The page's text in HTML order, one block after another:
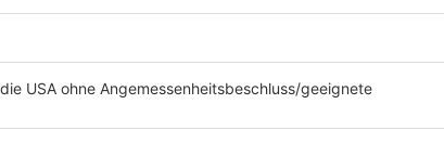
Der Auftraggeber verpflichtet sich, die sendefähigen
vor der Erstausstrahlung dem Sender zur Verfügung zu